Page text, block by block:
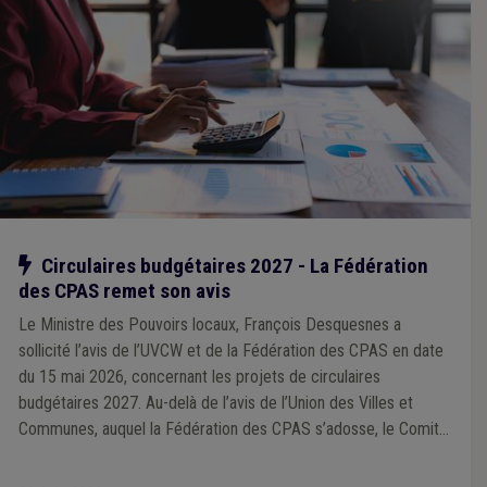
Notre action
Circulaires budgétaires 2027 - La Fédération
des CPAS remet son avis
Le Ministre des Pouvoirs locaux, François Desquesnes a
sollicité l’avis de l’UVCW et de la Fédération des CPAS en date
du 15 mai 2026, concernant les projets de circulaires
budgétaires 2027. Au-delà de l’avis de l’Union des Villes et
Communes, auquel la Fédération des CPAS s’adosse, le Comité